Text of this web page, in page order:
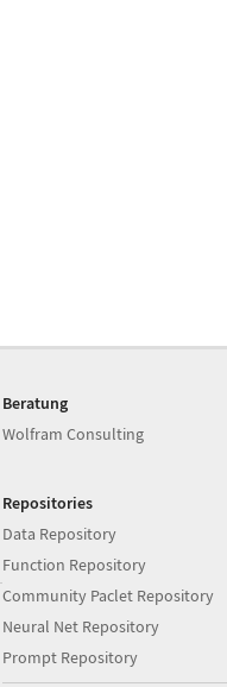
Beratung
Wolfram Consulting
Repositories
Data Repository
Function Repository
Community Paclet Repository
Neural Net Repository
Prompt Repository